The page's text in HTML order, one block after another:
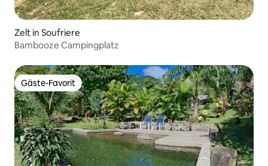
Zelt in Soufriere
Bambooze Campingplatz
Gäste-Favorit
Gäste-Favorit